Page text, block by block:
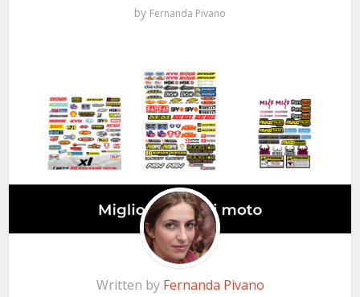
by Fernanda Pivano
Written by Fernanda Pivano